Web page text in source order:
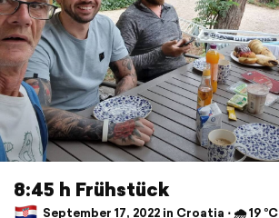
8:45 h Frühstück
September 17, 2022 in Croatia ⋅ 🌧 19 °C